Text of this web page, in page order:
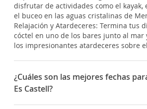
disfrutar de actividades como el kayak,
el buceo en las aguas cristalinas de
Relajación y Atardeceres: Termina tus
cóctel en uno de los bares junto al mar
los impresionantes atardeceres sobre
¿Cuáles son las mejores fechas
Es Castell?
Algunas de las fechas importantes y